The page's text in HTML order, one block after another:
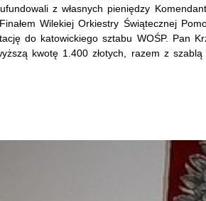
z własnych pieniędzy
Wilekiej Orkiestry Świątecznej
do katowickiego sztabu WOŚP. Pan
kwotę 1.400 złotych, razem z